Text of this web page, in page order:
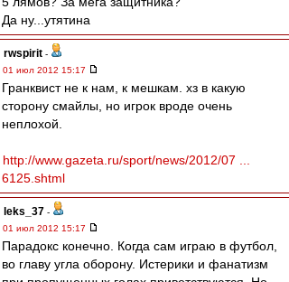
Да ну...утятина
rwspirit -
01 июл 2012 15:17
Гранквист не к нам, к мешкам. хз в какую
сторону смайлы, но игрок вроде очень
неплохой.
http://www.gazeta.ru/sport/news/2012/07 ...
6125.shtml
leks_37 -
01 июл 2012 15:17
Парадокс конечно. Когда сам играю в футбол,
во главу угла оборону. Истерики и фанатизм